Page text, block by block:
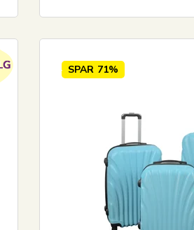
SPAR 71%